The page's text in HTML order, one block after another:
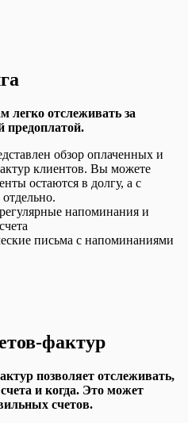
легко отслеживать за
предоплатой.
обзор оплаченных и
клиентов. Вы можете
остаются в долгу, а с
напоминания и
письма с напоминаниями
фактур
позволяет отслеживать,
и когда. Это может
счетов.